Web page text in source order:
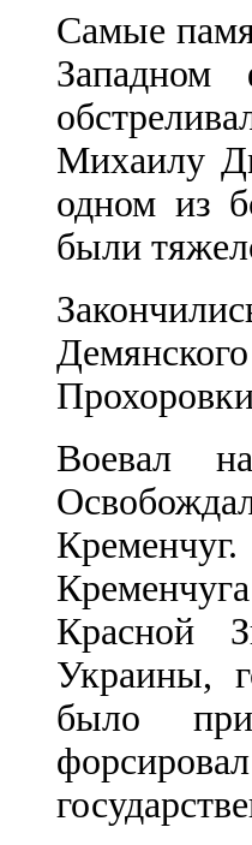
Самые
Западном
Михаилу
одном из
были
Воевал
Красной
Украины,
было